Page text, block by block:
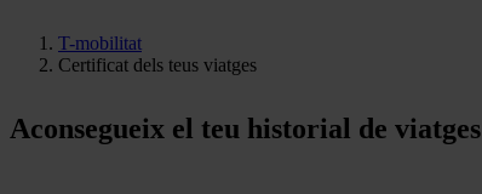
T-mobilitat
Certificat dels teus viatges
Aconsegueix el teu historial de viatges